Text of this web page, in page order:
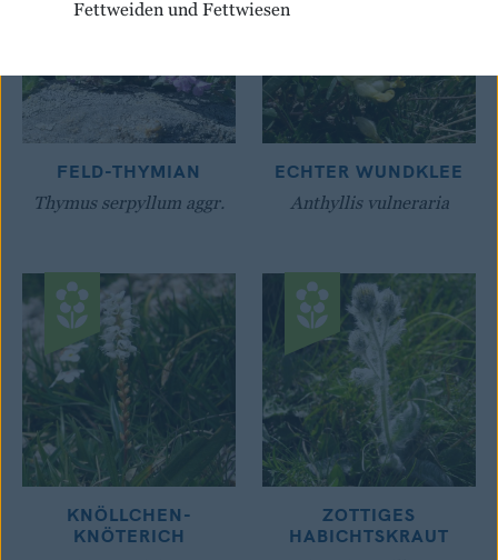
FELD-THYMIAN
Thymus serpyllum aggr.
ECHTER WUNDKLEE
Anthyllis vulneraria
KNÖLLCHEN-
KNÖTERICH
ZOTTIGES
HABICHTSKRAUT
Fettweiden und Fettwiesen